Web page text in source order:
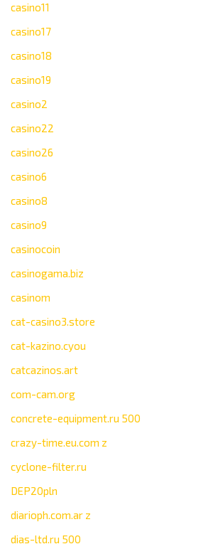
casino11
casino17
casino18
casino19
casino2
casino22
casino26
casino6
casino8
casino9
casinocoin
casinogama.biz
casinom
cat-casino3.store
cat-kazino.cyou
catcazinos.art
com-cam.org
concrete-equipment.ru 500
crazy-time.eu.com z
cyclone-filter.ru
DEP20pln
diarioph.com.ar z
dias-ltd.ru 500